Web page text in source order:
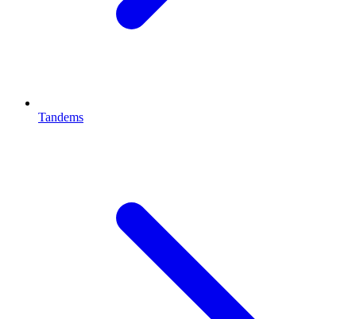
Tandems